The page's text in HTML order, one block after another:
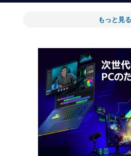
もっと見る